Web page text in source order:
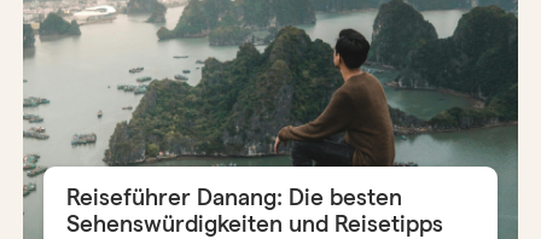
Reiseführer Danang: Die besten
Sehenswürdigkeiten und Reisetipps